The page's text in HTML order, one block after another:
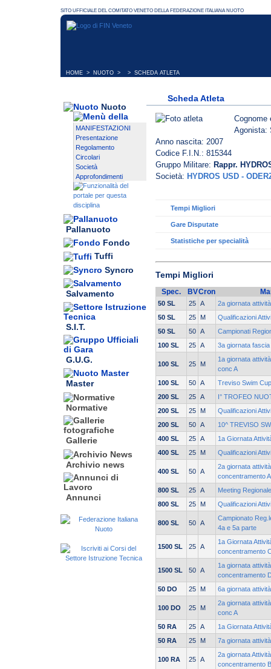
HOME > NUOTO > > SCHEDA ATLETA
Nuoto
MANIFESTAZIONI
Presentazione
Regolamento
Circolari
Società
Approfondimenti
Pallanuoto
Fondo
Tuffi
Syncro
Salvamento
S.I.T.
G.U.G.
Master
Normative
Gallerie
Archivio news
Annunci
Scheda Atleta
Agonista:
Anno nascita: 2007
Codice F.I.N.: 815344
Gruppo Militare: Rappr.
Società: HYDROS USD -
Tempi Migliori
Gare Disputate
Statistiche per specialità
Tempi Migliori
Spec. BVCron
50 SL 25 A
2a giornata
50 SL
25 M
Qualificazioni
50 SL
50 A
Campionati
100 SL
25 A 3a giornata
100 SL 25 M
1a giornata
conc A
100 SL
50 A
Treviso Swim Cup
200 SL
25 A
I° TROFEO
200 SL
25 M
Qualificazioni
200 SL
50 A
10^ TREVISO
400 SL
25 A
1a Giornata
400 SL
25 M Qualificazioni
400 SL 50 A
2a giornata
concentramento A
800 SL
25 A
Meeting
800 SL
25 M Qualificazioni
800 SL 50 A
Campionato
4a e 5a parte
1500 SL 25 A
1a Giornata
concentramento
1500 SL 50 A
1a giornata
concentramento
50 DO
25 M 6a giornata
100 DO 25 M
2a giornata
conc A
50 RA
25 A
1a Giornata
50 RA
25 M 7a giornata
100 RA 25 A
2a giornata
concentramento B